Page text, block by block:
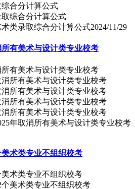
合分计算公式
术类录取综合分计算公式2024/11/29
有美术与设计类专业校考
有美术与设计类专业校考
年取消所有美术与设计类专业校考
术类专业不组织校考
术类专业不组织校考